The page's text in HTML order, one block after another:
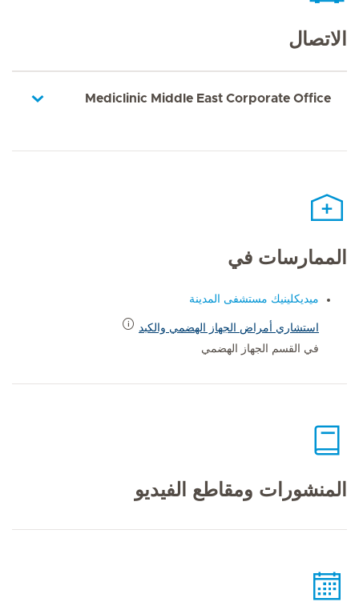
الاتصال
Mediclinic Middle East Corporate Office
الممارسات في
ميديكلينيك مستشفى المدينة
استشاري أمراض الجهاز الهضمي والكبد
في القسم الجهاز الهضمي
المنشورات ومقاطع الفيديو